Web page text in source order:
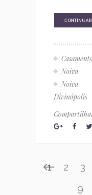
CONTINUAR
Noiva
Noiva
Divinópolis
1 2 3
9